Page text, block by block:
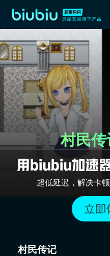
村民
超低延迟，解决卡
村民传记